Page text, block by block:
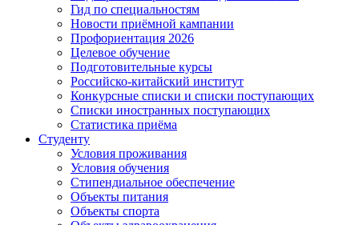
Гид по специальностям
Новости приёмной кампании
Профориентация 2026
Целевое обучение
Подготовительные курсы
Российско-китайский институт
Конкурсные списки и списки поступающих
Списки иностранных поступающих
Статистика приёма
Студенту
Условия проживания
Условия обучения
Стипендиальное обеспечение
Объекты питания
Объекты спорта